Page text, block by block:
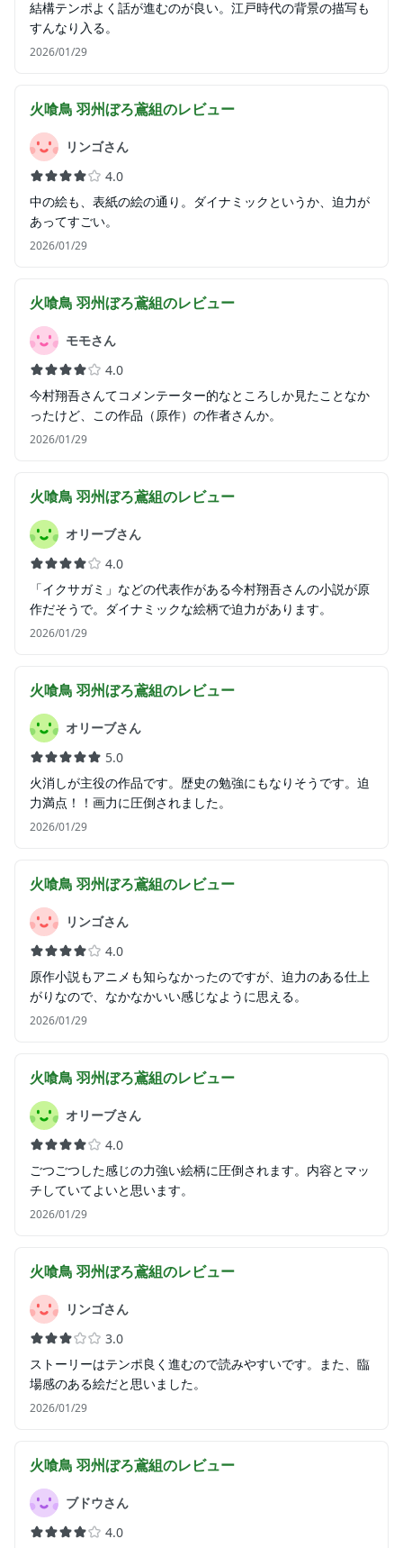
結構テンポよく話が進むのが良い。江戸時代の背景の描写も
すんなり入る。
2026/01/29
火喰鳥 羽州ぼろ鳶組のレビュー
リンゴさん
4.0
中の絵も、表紙の絵の通り。ダイナミックというか、迫力が
あってすごい。
2026/01/29
火喰鳥 羽州ぼろ鳶組のレビュー
モモさん
4.0
今村翔吾さんてコメンテーター的なところしか見たことなか
ったけど、この作品（原作）の作者さんか。
2026/01/29
火喰鳥 羽州ぼろ鳶組のレビュー
オリーブさん
4.0
「イクサガミ」などの代表作がある今村翔吾さんの小説が原
作だそうで。ダイナミックな絵柄で迫力があります。
2026/01/29
火喰鳥 羽州ぼろ鳶組のレビュー
オリーブさん
5.0
火消しが主役の作品です。歴史の勉強にもなりそうです。迫
力満点！！画力に圧倒されました。
2026/01/29
火喰鳥 羽州ぼろ鳶組のレビュー
リンゴさん
4.0
原作小説もアニメも知らなかったのですが、迫力のある仕上
がりなので、なかなかいい感じなように思える。
2026/01/29
火喰鳥 羽州ぼろ鳶組のレビュー
オリーブさん
4.0
ごつごつした感じの力強い絵柄に圧倒されます。内容とマッ
チしていてよいと思います。
2026/01/29
火喰鳥 羽州ぼろ鳶組のレビュー
リンゴさん
3.0
ストーリーはテンポ良く進むので読みやすいです。また、臨
場感のある絵だと思いました。
2026/01/29
火喰鳥 羽州ぼろ鳶組のレビュー
ブドウさん
4.0